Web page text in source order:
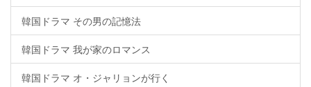
韓国ドラマ その男の記憶法
韓国ドラマ 我が家のロマンス
韓国ドラマ オ・ジャリョンが行く